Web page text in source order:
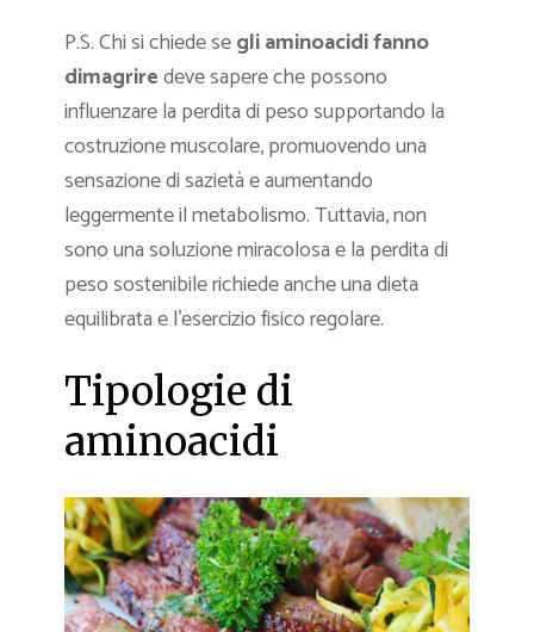
P.S. Chi si chiede segli aminoacidi fanno
dimagriredeve sapere che possono
influenzare la perdita di peso supportando la
costruzione muscolare, promuovendo una
sensazione di sazietà e aumentando
leggermente il metabolismo. Tuttavia, non
sono una soluzione miracolosa e la perdita di
peso sostenibile richiede anche una dieta
equilibrata e l’esercizio fisico regolare.
Tipologie di
aminoacidi